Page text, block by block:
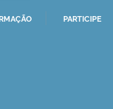
PARTICIPE